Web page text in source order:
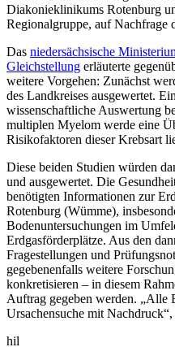
Diakonieklinikums Rotenburg
Regionalgruppe, auf Nachfrage
Das niedersächsische
Gleichstellung erläuterte
weitere Vorgehen: Zunächst
des Landkreises ausgewertet.
wissenschaftliche Auswertung
multiplen Myelom werde eine
Risikofaktoren dieser Krebsart
Diese beiden Studien würden
und ausgewertet. Die
benötigten Informationen zur
Rotenburg (Wümme),
Bodenuntersuchungen im
Erdgasförderplätze. Aus den
Fragestellungen und
gegebenenfalls weitere
konkretisieren – in diesem
Auftrag gegeben werden. „Alle
Ursachensuche mit
hil